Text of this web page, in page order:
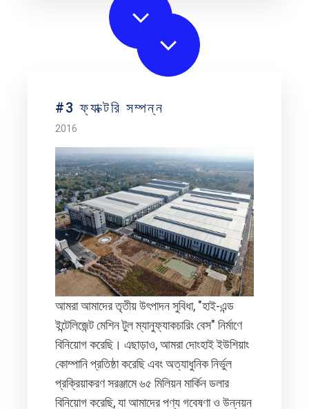
#3 ফ্যাক্টরি সম্পন্ন
2016
আমরা আমাদের তৃতীয় উৎপাদন সুবিধা, "হাই-এন্ড
ইন্টেলিজেন্ট মেশিন টুল ম্যানুফ্যাকচারিং বেস" নির্মাণে
বিনিয়োগ করেছি। এছাড়াও, আমরা দোংহাই ইউশিয়াং
কোম্পানি প্রতিষ্ঠা করেছি এবং অত্যাধুনিক নির্ভুল
প্রক্রিয়াকরণ সরঞ্জামে ৬৫ মিলিয়ন মার্কিন ডলার
বিনিয়োগ করেছি, যা আমাদের পণ্য গবেষণা ও উন্নয়ন